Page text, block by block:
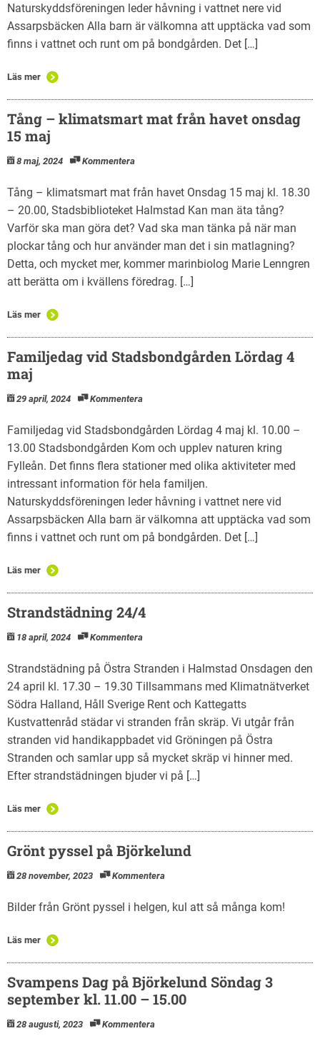
Naturskyddsföreningen leder håvning i vattnet nere vid
Assarpsbäcken Alla barn är välkomna att upptäcka vad som
finns i vattnet och runt om på bondgården. Det […]
Läs mer
Tång – klimatsmart mat från havet onsdag
15 maj
8 maj, 2024 Kommentera
Tång – klimatsmart mat från havet Onsdag 15 maj kl. 18.30
– 20.00, Stadsbiblioteket Halmstad Kan man äta tång?
Varför ska man göra det? Vad ska man tänka på när man
plockar tång och hur använder man det i sin matlagning?
Detta, och mycket mer, kommer marinbiolog Marie Lenngren
att berätta om i kvällens föredrag. […]
Läs mer
Familjedag vid Stadsbondgården Lördag 4
maj
29 april, 2024 Kommentera
Familjedag vid Stadsbondgården Lördag 4 maj kl. 10.00 –
13.00 Stadsbondgården Kom och upplev naturen kring
Fylleån. Det finns flera stationer med olika aktiviteter med
intressant information för hela familjen.
Naturskyddsföreningen leder håvning i vattnet nere vid
Assarpsbäcken Alla barn är välkomna att upptäcka vad som
finns i vattnet och runt om på bondgården. Det […]
Läs mer
Strandstädning 24/4
18 april, 2024 Kommentera
Strandstädning på Östra Stranden i Halmstad Onsdagen den
24 april kl. 17.30 – 19.30 Tillsammans med Klimatnätverket
Södra Halland, Håll Sverige Rent och Kattegatts
Kustvattenråd städar vi stranden från skräp. Vi utgår från
stranden vid handikappbadet vid Gröningen på Östra
Stranden och samlar upp så mycket skräp vi hinner med.
Efter strandstädningen bjuder vi på […]
Läs mer
Grönt pyssel på Björkelund
28 november, 2023 Kommentera
Bilder från Grönt pyssel i helgen, kul att så många kom!
Läs mer
Svampens Dag på Björkelund Söndag 3
september kl. 11.00 – 15.00
28 augusti, 2023 Kommentera